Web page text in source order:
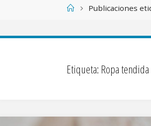
Página
Inicio
Publicaciones
Etiqueta: Ropa tendida